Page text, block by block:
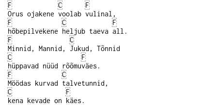
F C
F
Orus ojakene voolab vulinal,
F
C
F
hõbepilvekene heljub taeva all.
F
C
Minnid, Mannid, Jukud, Tõnnid
C
F
hüppavad nüüd rõõmuväes.
F
C
Möödas kurvad talvetunnid,
C
F
kena kevade on käes.